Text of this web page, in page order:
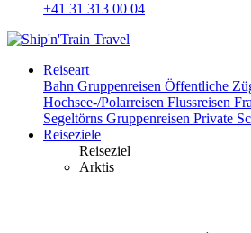
+41 31 313 00 04
Reiseart
Bahn Gruppenreisen Öffentliche
Hochsee-/Polarreisen Flussreisen
Segeltörns Gruppenreisen Private
Reiseziele
Reiseziel
Arktis